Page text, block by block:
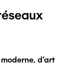
d'art